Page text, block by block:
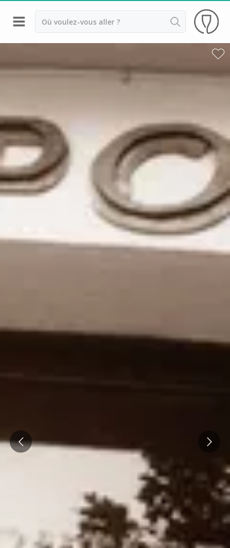
Retour
Visite cave & dégustation vin Avignon
Visite cave & dégustation vin Condrieu
Visite cave & dégustation vin Côte Rôtie
Visite cave & dégustation vin Lubéron
Visite cave & dégustation vin Lyon
Visite cave & dégustation vin Tain l'Hermitage
Visite cave & dégustation vin Vaucluse
Chapoutier
Domaine de la Citadelle
Ateliers dégustation whisky
Visite cave & dégustation vin Alsace
Visite cave & dégustation vin Beaujolais
Visite chateau & dégustation vin Bordeaux
Prev Next